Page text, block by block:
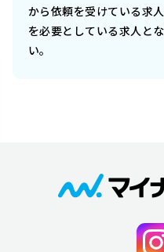
から依頼を受けている求
を必要としている求人と
い。